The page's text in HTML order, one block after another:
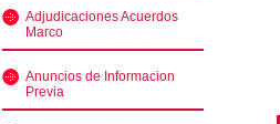
Adjudicaciones Acuerdos
Marco
Anuncios de Informacion
Previa